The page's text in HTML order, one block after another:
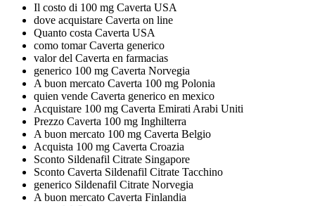
Il costo di 100 mg Caverta USA
dove acquistare Caverta on line
Quanto costa Caverta USA
como tomar Caverta generico
valor del Caverta en farmacias
generico 100 mg Caverta Norvegia
A buon mercato Caverta 100 mg Polonia
quien vende Caverta generico en mexico
Acquistare 100 mg Caverta Emirati Arabi Uniti
Prezzo Caverta 100 mg Inghilterra
A buon mercato 100 mg Caverta Belgio
Acquista 100 mg Caverta Croazia
Sconto Sildenafil Citrate Singapore
Sconto Caverta Sildenafil Citrate Tacchino
generico Sildenafil Citrate Norvegia
A buon mercato Caverta Finlandia